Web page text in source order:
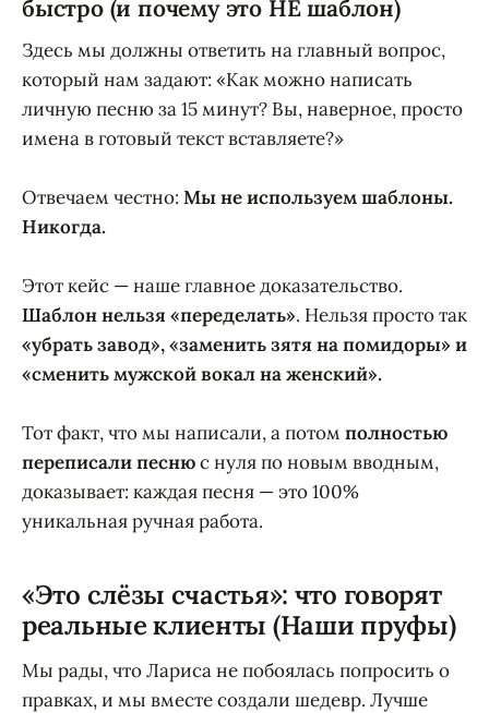
быстро (и почему это НЕ шаблон)
Здесь мы должны ответить на главный вопрос,
который нам задают: «Как можно написать
личную песню за 15 минут? Вы, наверное, просто
имена в готовый текст вставляете?»
Отвечаем честно: Мы не используем шаблоны.
Никогда.
Этот кейс — наше главное доказательство.
Шаблон нельзя «переделать». Нельзя просто так
«убрать завод», «заменить зятя на помидоры» и
«сменить мужской вокал на женский».
Тот факт, что мы написали, а потом полностью
переписали песнюс нуля по новым вводным,
доказывает: каждая песня — это 100%
уникальная ручная работа.
«Это слёзы счастья»: что говорят
реальные клиенты (Наши пруфы)
Мы рады, что Лариса не побоялась попросить о
правках, и мы вместе создали шедевр. Лучше